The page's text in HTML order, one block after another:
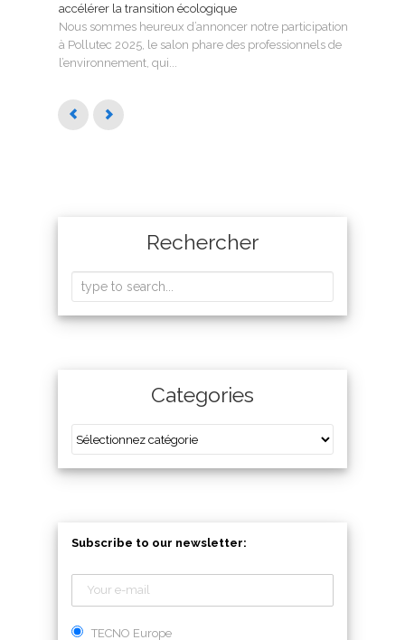
accélérer la transition écologique
Nous sommes heureux d’annoncer notre participation
à Pollutec 2025, le salon phare des professionnels de
l’environnement, qui...
Rechercher
Categories
Subscribe to our newsletter:
TECNO Europe